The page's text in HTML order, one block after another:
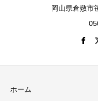
岡山県倉敷市
ホーム